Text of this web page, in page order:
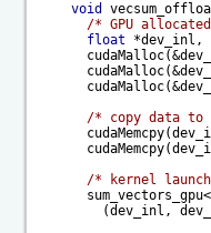
void
/* GPU
float *dev_inl,
/* copy data to
/* kernel launch
(dev_inl,